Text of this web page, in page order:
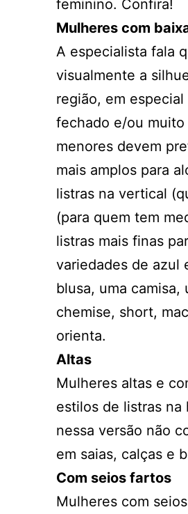
feminino. Confira!
Mulheres com
A especialista fala
visualmente a
região, em
fechado e/ou muito
menores devem
mais amplos para
listras na vertical
(para quem tem
listras mais finas
variedades de azul
blusa, uma camisa,
chemise, short,
orienta.
Altas
Mulheres altas e
estilos de listras na
nessa versão não
em saias, calças e
Com seios fartos
Mulheres com